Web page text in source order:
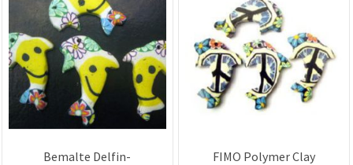
Bemalte Delfin-
FIMO Polymer Clay